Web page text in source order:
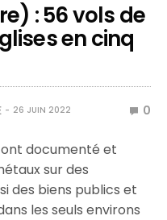
: 56 vols de
en cinq
26 JUIN 2022 0
documenté et
sur des
des biens publics et
les seuls environs